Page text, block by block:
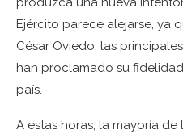
Ejército parece alejarse, ya
César Oviedo, las
han proclamado su
país.
A estas horas, la mayoría